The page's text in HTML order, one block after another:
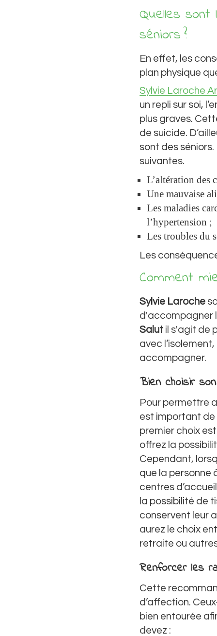
Quelles sont
séniors ?
En effet, les
plan physique
Sylvie Laroche
un repli sur soi,
plus graves.
de suicide.
sont des
suivantes.
L’altération des
Une mauvaise
Les maladies
l’hypertension ;
Les troubles du
Les
Comment
Sylvie Laroche
d'accompagner
Salut il s'agit de
avec
accompagner.
Bien choisir
Pour permettre
est important de
premier choix
offrez la
Cependant,
que la personne
centres
la possibilité de
conservent leur
aurez le choix
retraite ou
Renforcer les
Cette
d’affection.
bien entourée
devez :